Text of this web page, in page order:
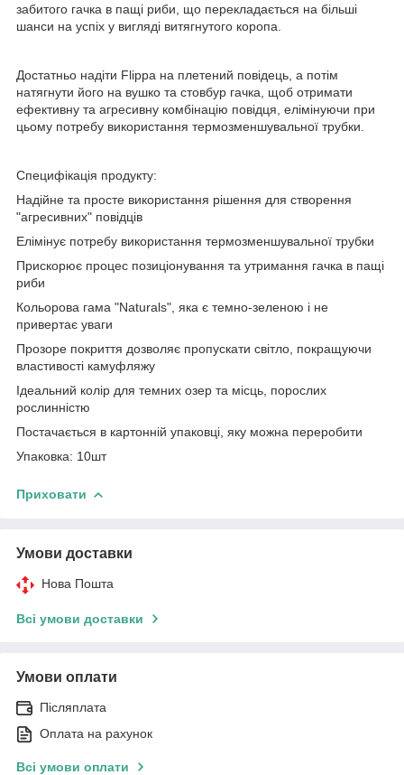
забитого гачка в пащі риби, що перекладається на більші
шанси на успіх у вигляді витягнутого коропа.
Достатньо надіти Flippa на плетений повідець, а потім
натягнути його на вушко та стовбур гачка, щоб отримати
ефективну та агресивну комбінацію повідця, елімінуючи при
цьому потребу використання термозменшувальної трубки.
Специфікація продукту:
Надійне та просте використання рішення для створення
"агресивних" повідців
Елімінує потребу використання термозменшувальної трубки
Прискорює процес позиціонування та утримання гачка в пащі
риби
Кольорова гама "Naturals", яка є темно-зеленою і не
привертає уваги
Прозоре покриття дозволяє пропускати світло, покращуючи
властивості камуфляжу
Ідеальний колір для темних озер та місць, порослих
рослинністю
Постачається в картонній упаковці, яку можна переробити
Упаковка: 10шт
Приховати
Умови доставки
Нова Пошта
Всі умови доставки
Умови оплати
Післяплата
Оплата на рахунок
Всі умови оплати